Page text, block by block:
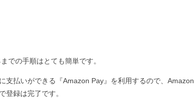
での手順はとても簡単です。
支払いができる『Amazon Pay』を利用するので、Amazon
登録は完了です。